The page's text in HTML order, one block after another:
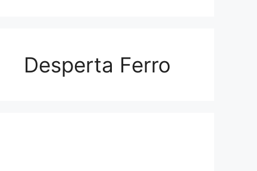
Desperta Ferro